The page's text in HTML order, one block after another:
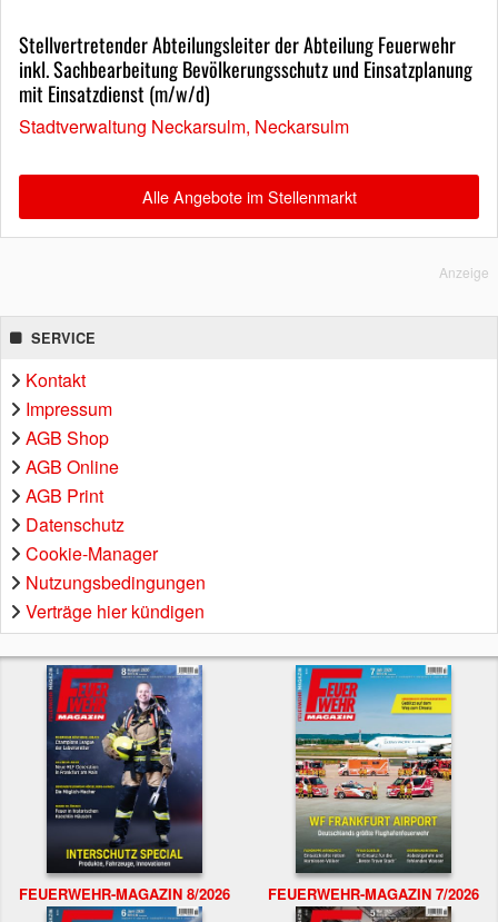
Stellvertretender Abteilungsleiter der Abteilung Feuerwehr
inkl. Sachbearbeitung Bevölkerungsschutz und Einsatzplanung
mit Einsatzdienst (m/w/d)
Stadtverwaltung Neckarsulm, Neckarsulm
Alle Angebote im Stellenmarkt
Anzeige
SERVICE
Kontakt
Impressum
AGB Shop
AGB Online
AGB Print
Datenschutz
Cookie-Manager
Nutzungsbedingungen
Verträge hier kündigen
FEUERWEHR-MAGAZIN 8/2026 FEUERWEHR-MAGAZIN 7/2026